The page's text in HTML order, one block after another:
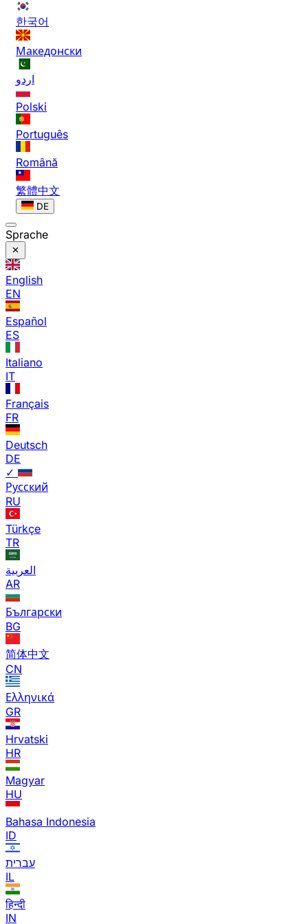
한국어
Македонски
اردو
Polski
Português
Română
繁體中文
DE
Sprache
English
EN
Español
ES
Italiano
IT
Français
FR
Deutsch
DE
✓
Русский
RU
Türkçe
TR
العربية
AR
Български
BG
简体中文
CN
Ελληνικά
GR
Hrvatski
HR
Magyar
HU
Bahasa Indonesia
ID
עברית
IL
हिन्दी
IN